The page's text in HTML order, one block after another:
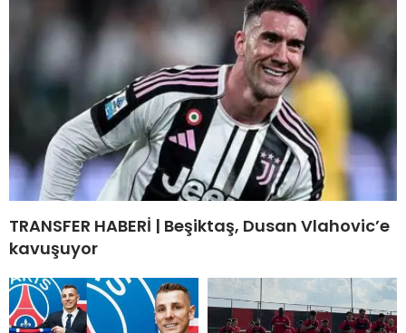
TRANSFER HABERİ | Beşiktaş, Dusan Vlahovic’e
kavuşuyor